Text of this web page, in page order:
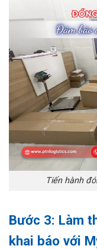
Tiến hành
Bước 3: Làm
khai báo với